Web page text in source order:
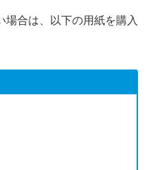
場合は、以下の用紙を購入